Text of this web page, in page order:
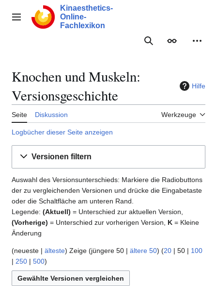
Inhalt
springenHauptmenü
Kinaesthetics-
Online-
Fachlexikon
Suche
Knochen und Muskeln:
Versionsgeschichte
Hilfe
Seite Diskussion Werkzeuge
Logbücher dieser Seite anzeigen
Versionen filtern
Auswahl des Versionsunterschieds: Markiere die Radiobuttons
der zu vergleichenden Versionen und drücke die Eingabetaste
oder die Schaltfläche am unteren Rand.
Legende: (Aktuell) = Unterschied zur aktuellen Version,
(Vorherige) = Unterschied zur vorherigen Version, K = Kleine
Änderung
(neueste | älteste) Zeige (jüngere 50 | ältere 50) (20 | 50 | 100
| 250 | 500)